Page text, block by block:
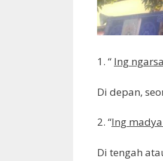
1. “ Ing
Di depan,
2. “Ing
Di tengah